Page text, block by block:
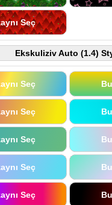
Seç
Ekskuliziv Auto (1.4)
Seç
Seç
Seç
Seç
Seç